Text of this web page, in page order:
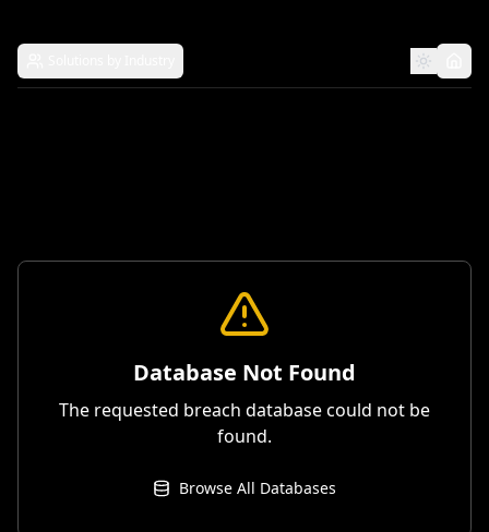
Database Not Found
The requested breach database could not be
found.
Browse All Databases